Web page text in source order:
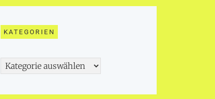
KATEGORIEN
Kategorien